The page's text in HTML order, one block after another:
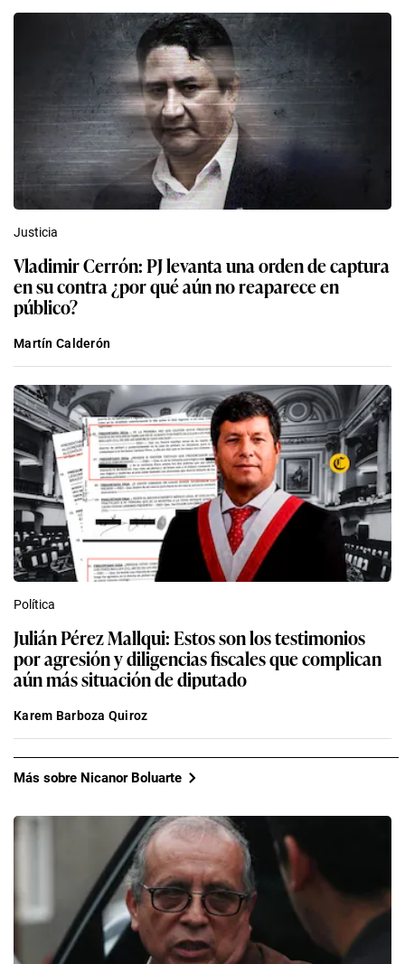
Justicia
Vladimir Cerrón: PJ levanta una orden de captura
en su contra ¿por qué aún no reaparece en
público?
Martín Calderón
Política
Julián Pérez Mallqui: Estos son los testimonios
por agresión y diligencias fiscales que complican
aún más situación de diputado
Karem Barboza Quiroz
Más sobre Nicanor Boluarte